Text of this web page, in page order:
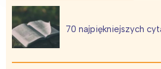
70 najpiękniejszych